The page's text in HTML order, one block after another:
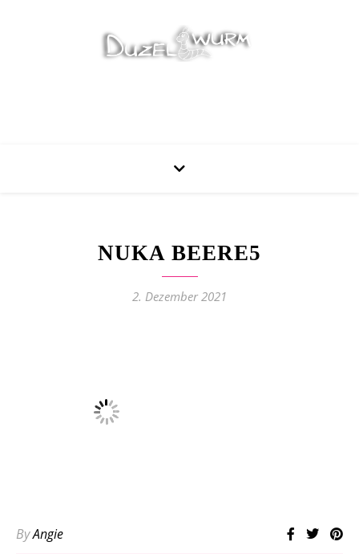
NUKA BEERE5
2. Dezember 2021
ByAngie